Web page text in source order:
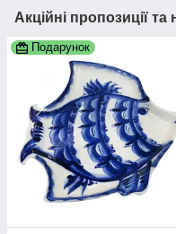
Акційні пропозиції та
Подарунок